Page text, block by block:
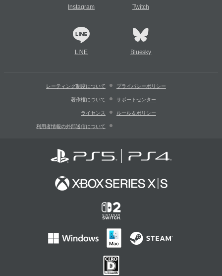
Instagram Twitch
LINE Bluesky
レーティング制度について プライバシーポリシー
著作権について サポートセンター
ライセンス ルール＆ポリシー
利用者情報の外部送信について